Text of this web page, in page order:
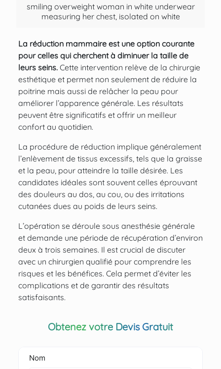
smiling overweight woman in white underwear
measuring her chest, isolated on white
La réduction mammaireest une option courante
pour celles qui cherchent à diminuer la taille de
leurs seins.Cette intervention relève de la chirurgie
esthétique et permet non seulement de réduire la
poitrine mais aussi de relâcher la peau pour
améliorer l’apparence générale. Les résultats
peuvent être significatifs et offrir un meilleur
confort au quotidien.
La procédure de réduction implique généralement
l’enlèvement de tissus excessifs, tels que la graisse
et la peau, pour atteindre la taille désirée. Les
candidates idéales sont souvent celles éprouvant
des douleurs au dos, au cou, ou des irritations
cutanées dues au poids de leurs seins.
L’opération se déroule sous anesthésie générale
et demande une période de récupération d’environ
deux à trois semaines. Il est crucial de discuter
avec un chirurgien qualifié pour comprendre les
risques et les bénéfices. Cela permet d’éviter les
complications et de garantir des résultats
satisfaisants.
Obtenez votre Devis Gratuit